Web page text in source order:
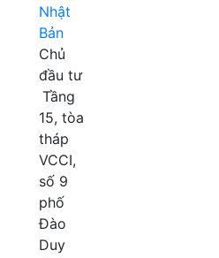
Nhật
Bản
Chủ
đầu tư
Tầng
15, tòa
tháp
VCCI,
số 9
phố
Đào
Duy